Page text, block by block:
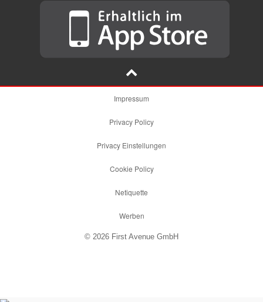
Impressum
Privacy Policy
Privacy Einstellungen
Cookie Policy
Netiquette
Werben
© 2026 First Avenue GmbH